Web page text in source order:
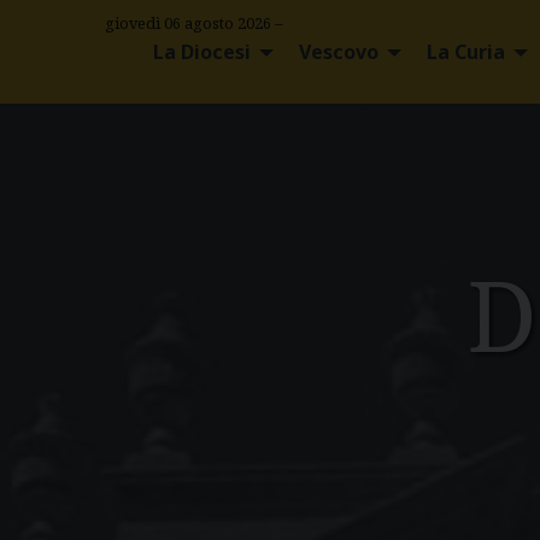
p
La Diocesi Vescovo La Curia
giovedì 06 agosto 2026 –